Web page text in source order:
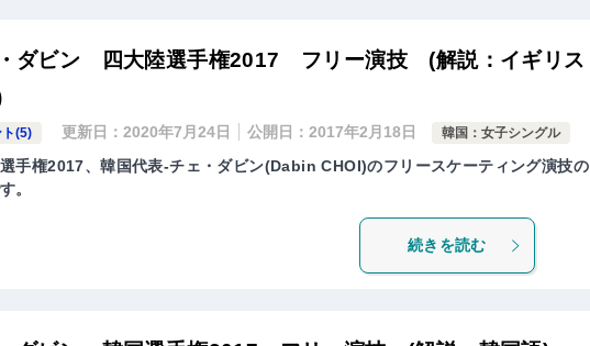
ダビン 四大陸選手権2017 フリー演技 (解説：イギリス
ト(5) 更新日：2020年7月24日 公開日：2017年2月18日 韓国：女子シングル
選手権2017、韓国代表-チェ・ダビン(Dabin CHOI)のフリースケーティング演技の
。
続きを読む